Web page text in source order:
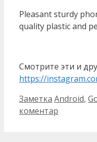
Pleasant sturdy
quality plastic and
Смотрите эти и
https://
Категорії
Заметка Позначки
Android,
коментар